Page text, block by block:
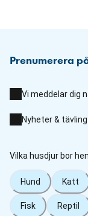
Prenumerera
Vi meddelar dig
Nyheter &
Vilka husdjur bor
Hund Katt
Fisk Reptil